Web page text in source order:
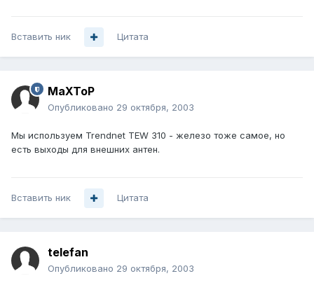
Вставить ник Цитата
MaXToP
Опубликовано 29 октября, 2003
Мы используем Trendnet TEW 310 - железо тоже самое, но
есть выходы для внешних антен.
Вставить ник Цитата
telefan
Опубликовано 29 октября, 2003